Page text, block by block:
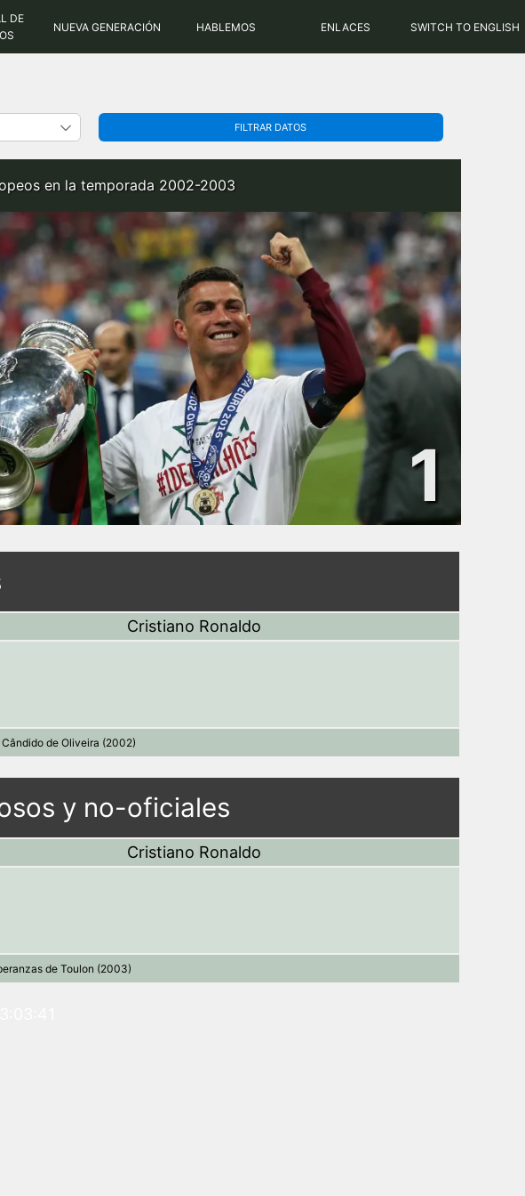
DE
NUEVA GENERACIÓN HABLEMOS ENLACES SWITCH TO ENGLISH
FILTRAR DATOS
en la temporada 2002-2003
1
Cristiano Ronaldo
de Oliveira (2002)
y no-oficiales
Cristiano Ronaldo
de Toulon (2003)